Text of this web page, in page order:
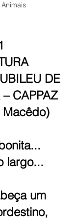
DE
CAPPAZ
largo...
um